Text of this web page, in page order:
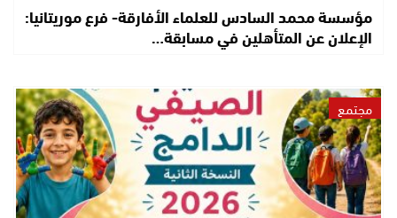
مؤسسة محمد السادس للعلماء الأفارقة- فرع موريتانيا:
الإعلان عن المتأهلين في مسابقة…
مجتمع